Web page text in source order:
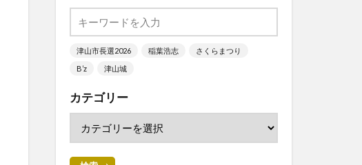
津山市長選2026 稲葉浩志
さくらまつり
B’z
津山城
カテゴリー